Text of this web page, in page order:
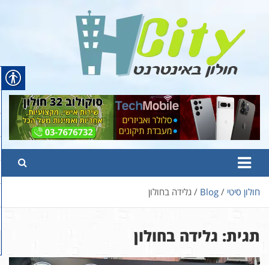
content
Hcity – חולון באינטרנט
פורטל החדשות והמידע של חולון
חולון סיטי Blog גלידה בחולון
תגית: גלידה בחולון